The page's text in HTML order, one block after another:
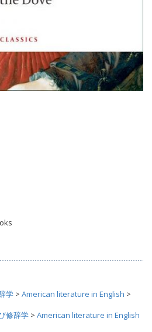
学 > American literature in English >
修辞学 > American literature in English